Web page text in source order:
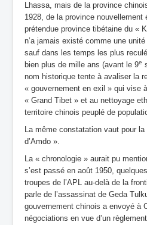
Lhassa, mais de la province
1928, de la province nouvellement
prétendue province tibétaine du «
n’a jamais existé comme une
sauf dans les temps les plus
bien plus de mille ans (avant le 9e
nom historique tente à avaliser la
« gouvernement en exil » qui vise
« Grand Tibet » et au nettoyage
territoire chinois peuplé de
La même constatation vaut pour
d’Amdo ».
La « chronologie » aurait pu
s’est passé en août 1950,
troupes de l’APL au-delà de la
parle de l’assassinat de Geda
gouvernement chinois a envoyé à
négociations en vue d’un